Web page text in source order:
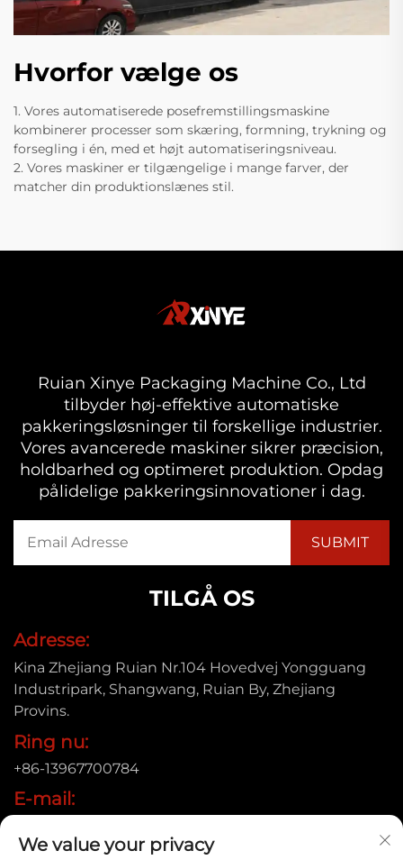
Hvorfor vælge os
1. Vores automatiserede posefremstillingsmaskine
kombinerer processer som skæring, formning, trykning og
forsegling i én, med et højt automatiseringsniveau.
2. Vores maskiner er tilgængelige i mange farver, der
matcher din produktionslænes stil.
Ruian Xinye Packaging Machine Co., Ltd
tilbyder høj-effektive automatiske
pakkeringsløsninger til forskellige industrier.
Vores avancerede maskiner sikrer præcision,
holdbarhed og optimeret produktion. Opdag
pålidelige pakkeringsinnovationer i dag.
TILGÅ OS
Adresse:
Kina Zhejiang Ruian Nr.104 Hovedvej Yongguang
Industripark, Shangwang, Ruian By, Zhejiang
Provins.
Ring nu:
+86-13967700784
E-mail:
We value your privacy